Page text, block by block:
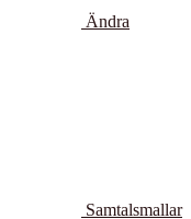
Ändra
Samtalsmallar